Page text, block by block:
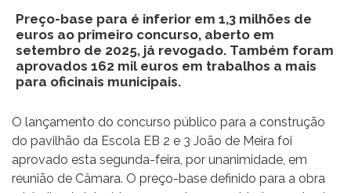
Preço-base para é inferior em 1,3 milhões de
euros ao primeiro concurso, aberto em
setembro de 2025, já revogado. Também foram
aprovados 162 mil euros em trabalhos a mais
para oficinais municipais.
O lançamento do concurso público para a construção
do pavilhão da Escola EB 2 e 3 João de Meira foi
aprovado esta segunda-feira, por unanimidade, em
reunião de Câmara. O preço-base definido para a obra